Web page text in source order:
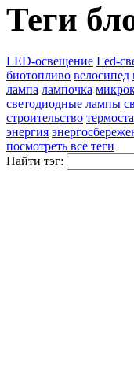
Теги
LED-освещение Led-
биотопливо велосипед
лампа лампочка
светодиодные лампы
строительство
энергия
посмотреть все теги
Найти тэг: